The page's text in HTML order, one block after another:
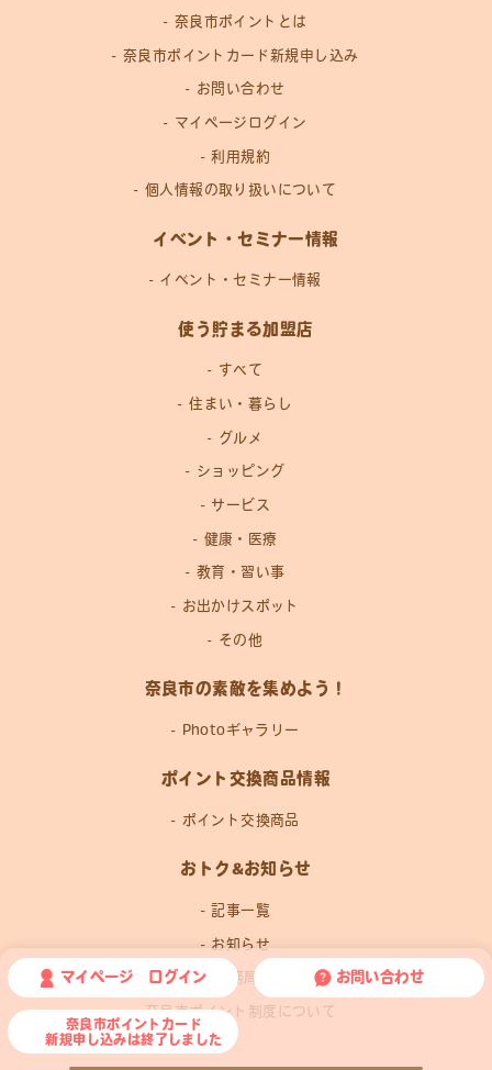
奈良市ポイントとは
奈良市ポイントカード新規申し込み
お問い合わせ
マイページログイン
利用規約
個人情報の取り扱いについて
イベント・セミナー情報
イベント・セミナー情報
使う貯まる加盟店
すべて
住まい・暮らし
グルメ
ショッピング
サービス
健康・医療
教育・習い事
お出かけスポット
その他
奈良市の素敵を集めよう！
Photoギャラリー
ポイント交換商品情報
ポイント交換商品
おトク&お知らせ
記事一覧
お知らせ
運営事務局news
奈良市ポイント制度について
マイページ ログイン お問い合わせ
奈良市ポイントカード
新規申し込みは終了しました